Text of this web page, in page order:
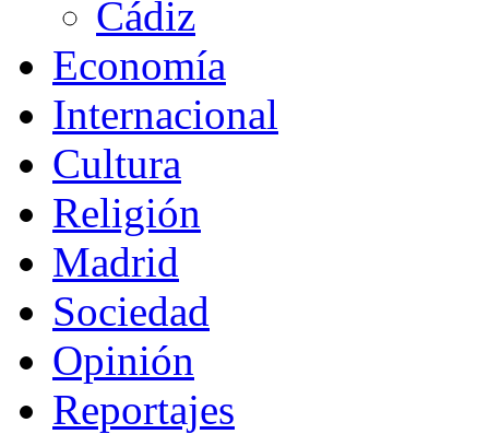
Cádiz
Economía
Internacional
Cultura
Religión
Madrid
Sociedad
Opinión
Reportajes